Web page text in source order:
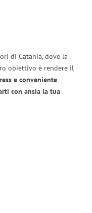
di Catania, dove la
obiettivo è rendere il
e conveniente
con ansia la tua